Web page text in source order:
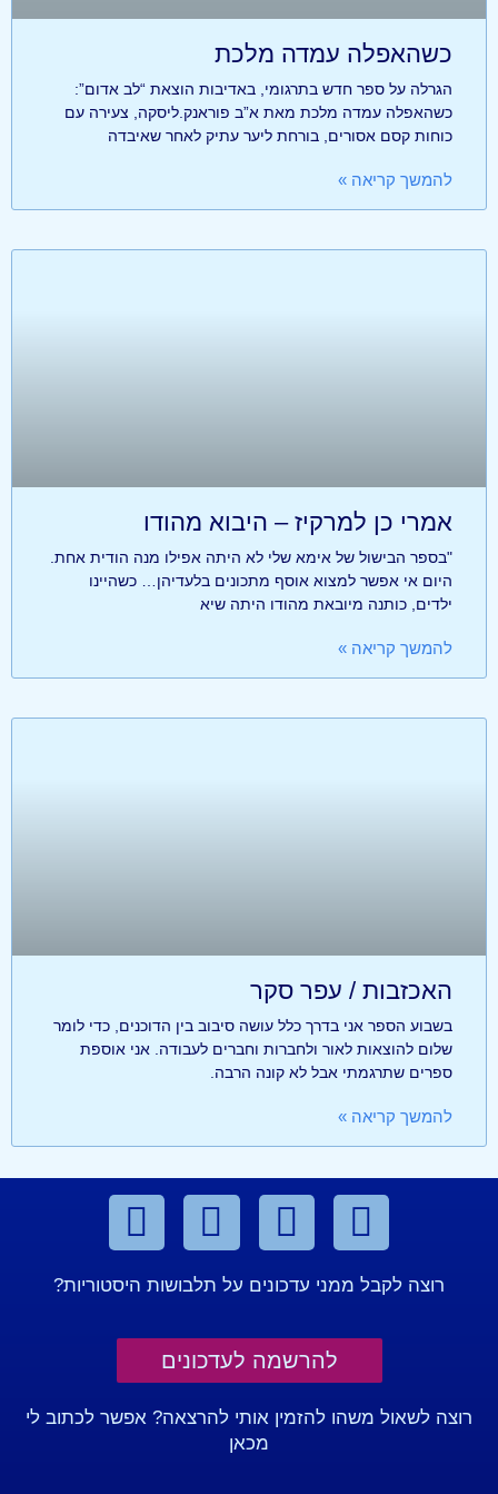
כשהאפלה עמדה מלכת
הגרלה על ספר חדש בתרגומי, באדיבות הוצאת “לב אדום”:
כשהאפלה עמדה מלכת מאת א”ב פוראנק.ליסקה, צעירה עם
כוחות קסם אסורים, בורחת ליער עתיק לאחר שאיבדה
להמשך קריאה »
אמרי כן למרקיז – היבוא מהודו
"בספר הבישול של אימא שלי לא היתה אפילו מנה הודית אחת.
היום אי אפשר למצוא אוסף מתכונים בלעדיהן… כשהיינו
ילדים, כותנה מיובאת מהודו היתה שיא
להמשך קריאה »
האכזבות / עפר סקר
בשבוע הספר אני בדרך כלל עושה סיבוב בין הדוכנים, כדי לומר
שלום להוצאות לאור ולחברות וחברים לעבודה. אני אוספת
ספרים שתרגמתי אבל לא קונה הרבה.
להמשך קריאה »
רוצה לקבל ממני עדכונים על תלבושות היסטוריות?
להרשמה לעדכונים
רוצה לשאול משהו להזמין אותי להרצאה? אפשר לכתוב לי
מכאן